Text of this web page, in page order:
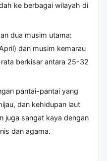
ke berbagai wilayah di
dua musim utama:
dan musim kemarau
berkisar antara 25-32
pantai-pantai yang
dan kehidupan laut
juga sangat kaya dengan
dan agama.